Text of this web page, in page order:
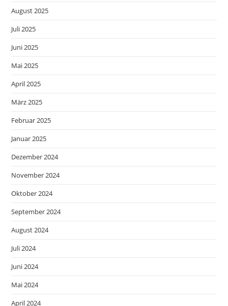
August 2025
Juli 2025
Juni 2025
Mai 2025
April 2025
März 2025
Februar 2025
Januar 2025
Dezember 2024
November 2024
Oktober 2024
September 2024
August 2024
Juli 2024
Juni 2024
Mai 2024
April 2024